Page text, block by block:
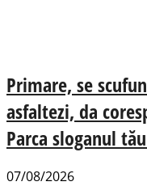
Primare, se
asfaltezi, da
Parca sloganul
07/08/2026